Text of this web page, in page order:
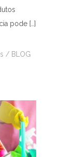
pode […]
/ BLOG